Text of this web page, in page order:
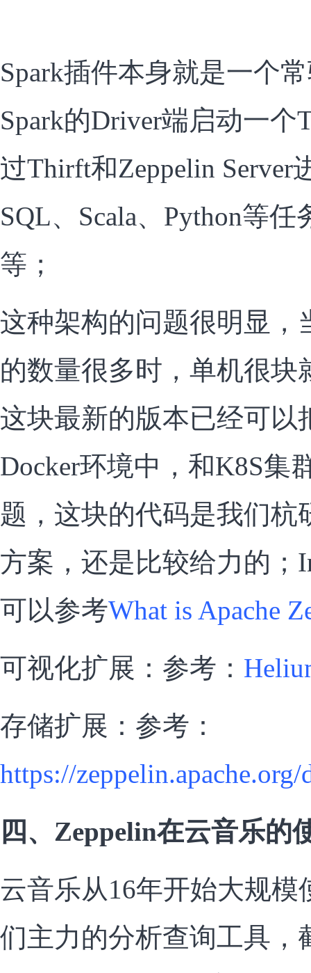
Spark插件本身就是一个
Spark的Driver端启动一个
过Thirft和Zeppelin Server
SQL、Scala、Python等
等；
这种架构的问题很明显，
的数量很多时，单机很块
这块最新的版本已经可以
Docker环境中，和K8S集
题，这块的代码是我们杭
方案，还是比较给力的；
可以参考What is Apache
可视化扩展：参考：
存储扩展：参考：
https://
四、Zeppelin在云音乐的
云音乐从16年开始大规模
们主力的分析查询工具，